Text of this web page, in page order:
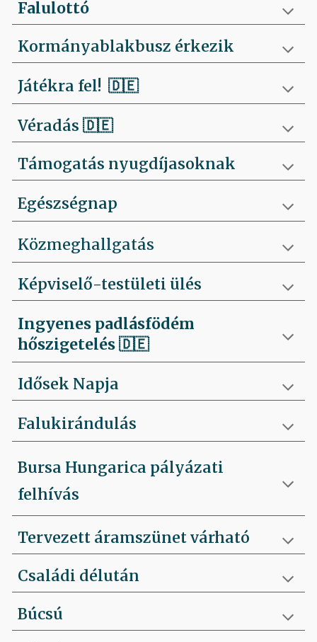
Falulottó
Kormányablakbusz érkezik
Játékra fel!🇩🇪
Véradás🇩🇪
Támogatás nyugdíjasoknak
Egészségnap
Közmeghallgatás
Képviselő-testületi ülés
Ingyenes padlásfödém
hőszigetelés🇩🇪
Idősek Napja
Falukirándulás
Bursa Hungarica pályázati
felhívás
Tervezett áramszünet várható
Családi délután
Búcsú